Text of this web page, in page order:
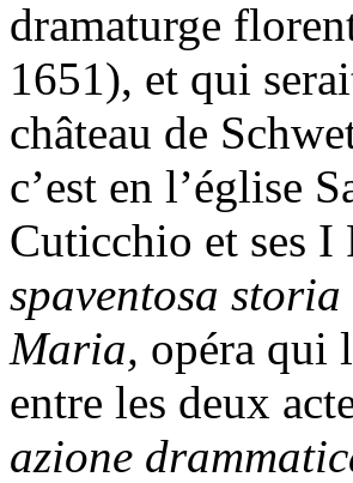
dramaturge
1651), et qui
château de
c’est en l’église
Cuticchio et ses
spaventosa
Maria, opéra qui
entre les deux
azione